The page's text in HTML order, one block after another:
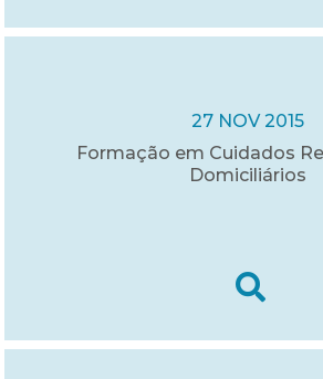
27 NOV 2015
Formação em Cuidados
Domiciliários